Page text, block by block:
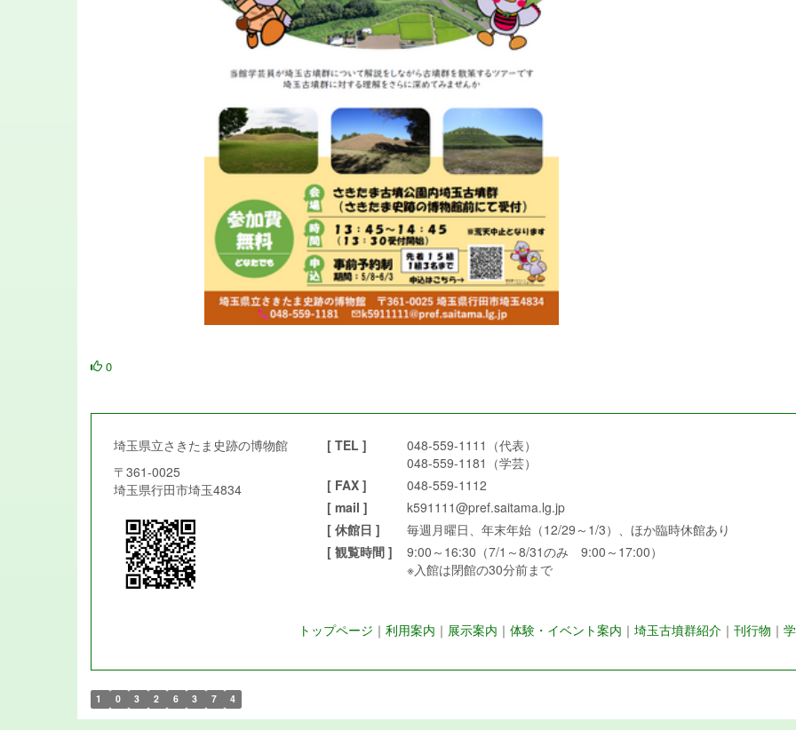
0
埼玉県立さきたま史跡の博物館
〒361-0025
埼玉県行田市埼玉4834
[ TEL ]
048-559-1111（代表）
048-559-1181（学芸）
[ FAX ]
048-559-1112
[ mail ]
k591111@pref.saitama.lg.jp
[ 休館日 ]
毎週月曜日、年末年始（12/29～1/3）、ほか臨時休館あり
[ 観覧時間 ]
9:00～16:30（7/1～8/31のみ 9:00～17:00）
※入館は閉館の30分前まで
トップページ ｜ 利用案内 ｜ 展示案内 ｜ 体験・イベント案内 ｜ 埼玉古墳群紹介 ｜ 刊行物 ｜
1 0 3 2 6 3 7 4